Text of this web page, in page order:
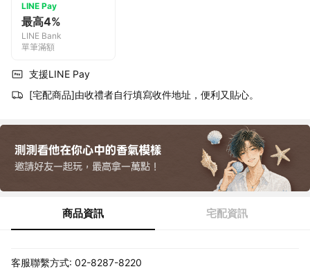
LINE Pay
最高4%
LINE Bank
單筆滿額
支援LINE Pay
[宅配商品]由收禮者自行填寫收件地址，便利又貼心。
商品資訊 宅配資訊
客服聯繫方式: 02-8287-8220